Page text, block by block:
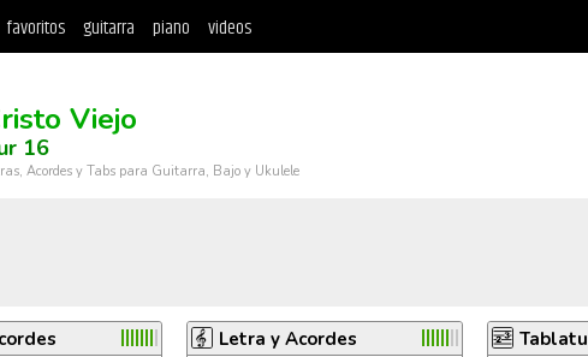
favoritos guitarra piano videos
Viejo
16
Acordes y Tabs para Guitarra, Bajo y Ukulele
Letra y Acordes